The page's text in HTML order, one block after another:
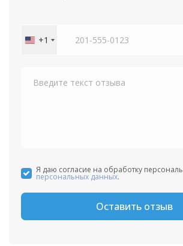
United
+1
Я даю согласие на обработку
персональных данных.
Оставить отзыв